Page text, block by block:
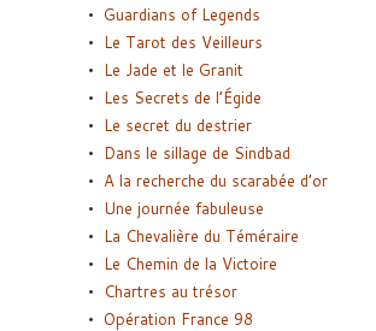
Guardians of Legends
Le Tarot des Veilleurs
Le Jade et le Granit
Les Secrets de l’Égide
Le secret du destrier
Dans le sillage de Sindbad
A la recherche du scarabée d’or
Une journée fabuleuse
La Chevalière du Téméraire
Le Chemin de la Victoire
Chartres au trésor
Opération France 98